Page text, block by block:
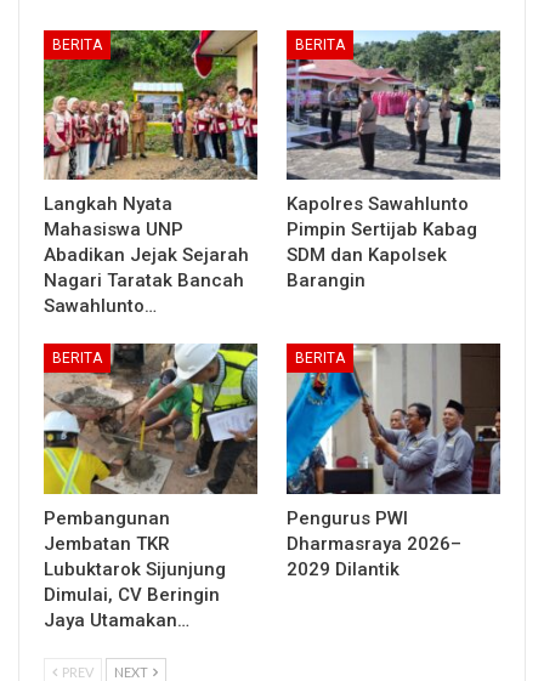
BERITA
Langkah Nyata
Mahasiswa UNP
Abadikan Jejak Sejarah
Nagari Taratak Bancah
Sawahlunto…
BERITA
Kapolres Sawahlunto
Pimpin Sertijab Kabag
SDM dan Kapolsek
Barangin
BERITA
Pembangunan
Jembatan TKR
Lubuktarok Sijunjung
Dimulai, CV Beringin
Jaya Utamakan…
BERITA
Pengurus PWI
Dharmasraya 2026–
2029 Dilantik
PREV NEXT